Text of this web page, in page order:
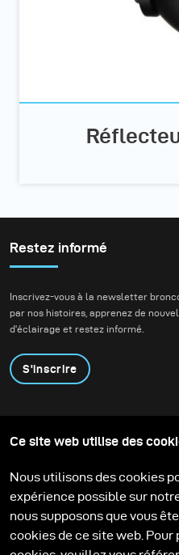
Restez informé
Inscrivez-vous à la newsletter
par nos histoires, apprenez de
d'éclairage et restez informé.
S'inscrire
Contactez-nous
Support
Media Center
Ce site web utilise des
Nous utilisons des cookies
expérience possible sur
nous supposons que vous
cookies de ce site web.